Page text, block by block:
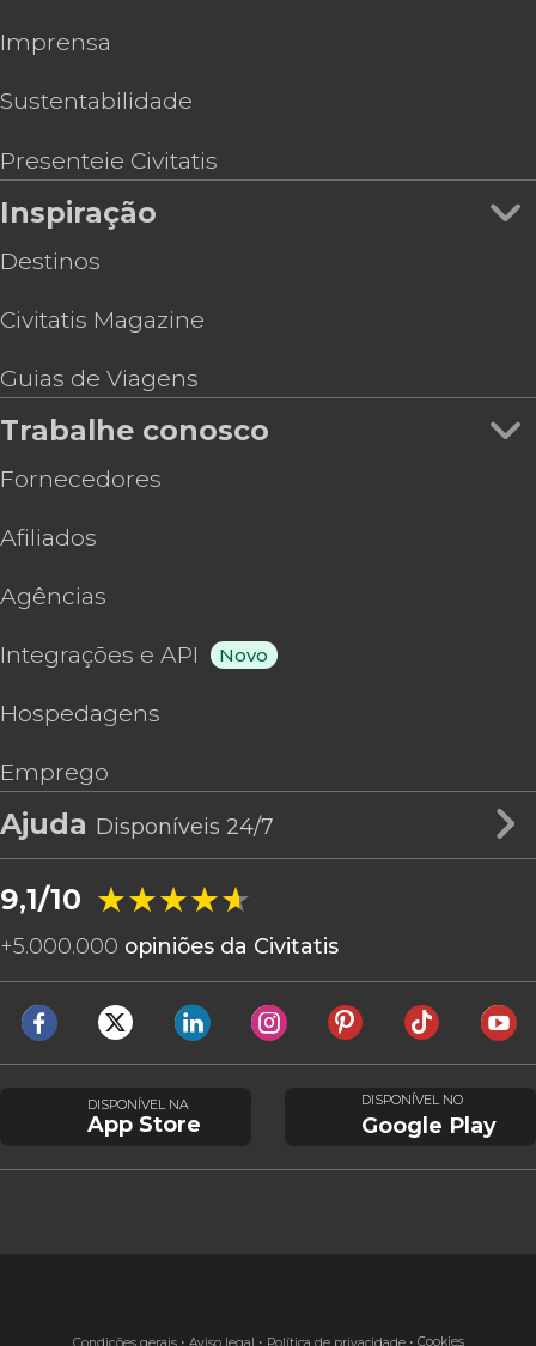
Imprensa
Sustentabilidade
Presenteie Civitatis
Inspiração
Destinos
Civitatis Magazine
Guias de Viagens
Trabalhe conosco
Fornecedores
Afiliados
Agências
Integrações e API Novo
Hospedagens
Emprego
Ajuda Disponíveis 24/7
9,1/10 ★★★★★
★★★★★
+5.000.000 opiniões da Civitatis
DISPONÍVEL NA
App Store
DISPONÍVEL NO
Google Play
Condições gerais Aviso legal Política de privacidade Cookies